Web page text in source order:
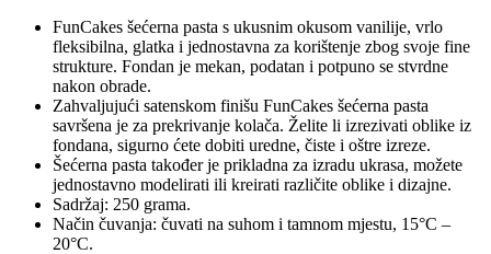
FunCakes šećerna pasta s ukusnim okusom vanilije, vrlo
fleksibilna, glatka i jednostavna za korištenje zbog svoje fine
strukture. Fondan je mekan, podatan i potpuno se stvrdne
nakon obrade.
Zahvaljujući satenskom finišu FunCakes šećerna pasta
savršena je za prekrivanje kolača. Želite li izrezivati ​​oblike iz
fondana, sigurno ćete dobiti uredne, čiste i oštre izreze.
Šećerna pasta također je prikladna za izradu ukrasa, možete
jednostavno modelirati ili kreirati različite oblike i dizajne.
Sadržaj: 250 grama.
Način čuvanja: čuvati na suhom i tamnom mjestu, 15°C –
20°C.